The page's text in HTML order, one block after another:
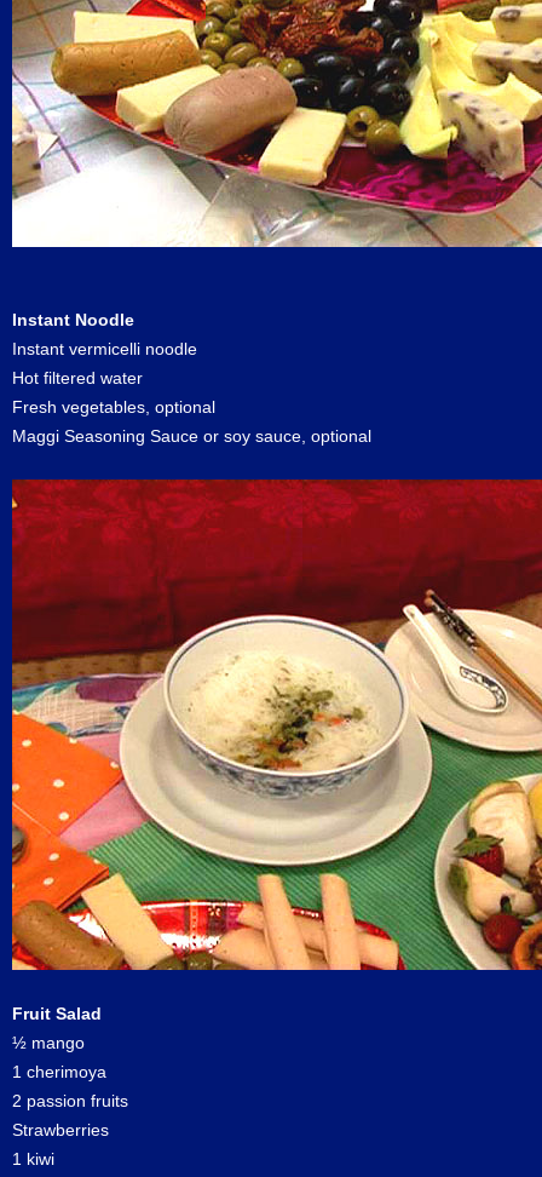
Instant Noodle
Instant vermicelli noodle
Hot filtered water
Fresh vegetables, optional
Maggi Seasoning Sauce or soy sauce, optional
Fruit Salad
½ mango
1 cherimoya
2 passion fruits
Strawberries
1 kiwi